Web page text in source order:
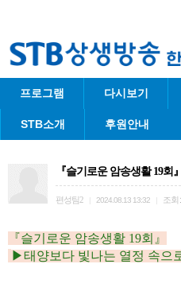
프로그램 다시보기
STB소개 후원안내
『슬기로운 암송생활 19
편성팀2 2024.08.13 13:32 조회
『슬기로운 암송생활 19회 』
▶태양보다 빛나는 열정 속으